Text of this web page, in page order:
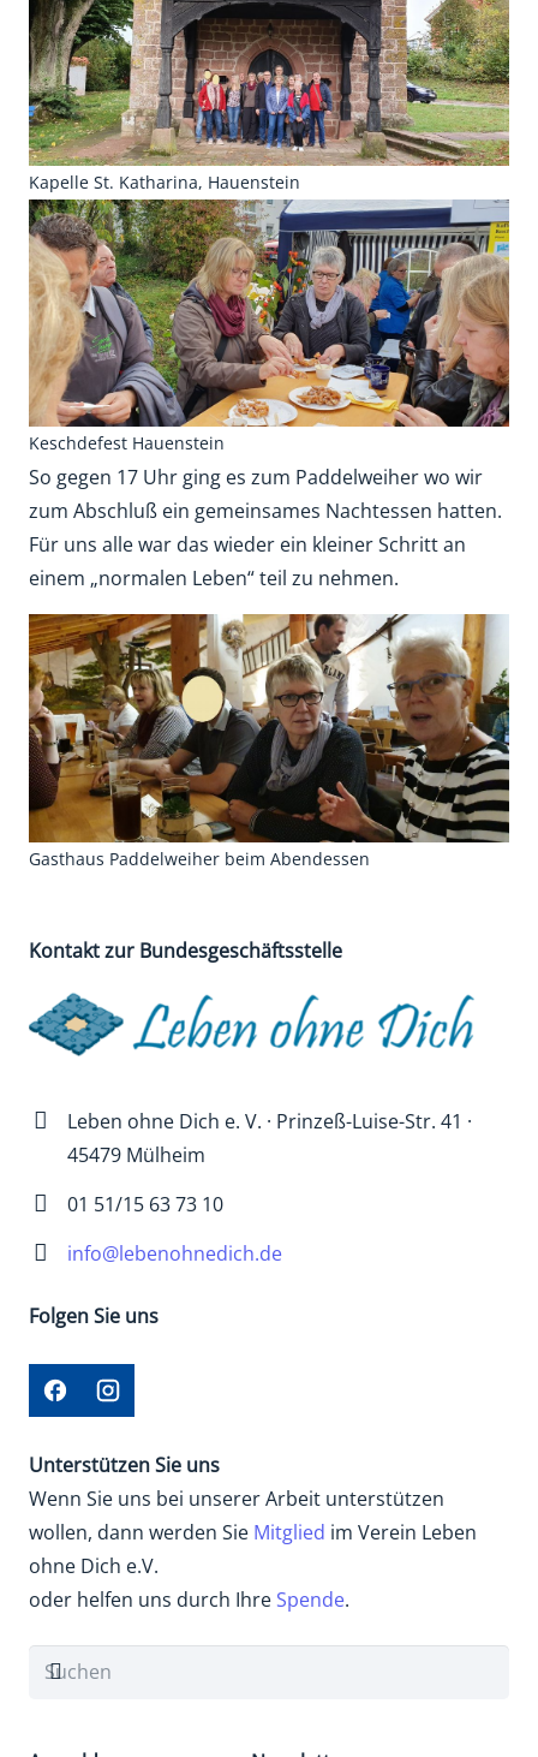
Kapelle St. Katharina, Hauenstein
Keschdefest Hauenstein
So gegen 17 Uhr ging es zum Paddelweiher wo wir
zum Abschluß ein gemeinsames Nachtessen hatten.
Für uns alle war das wieder ein kleiner Schritt an
einem „normalen Leben“ teil zu nehmen.
Gasthaus Paddelweiher beim Abendessen
Kontakt zur Bundesgeschäftsstelle
Leben ohne Dich e. V. · Prinzeß-Luise-Str. 41 ·
45479 Mülheim
01 51/15 63 73 10
info@lebenohnedich.de
Folgen Sie uns
Unterstützen Sie uns
Wenn Sie uns bei unserer Arbeit unterstützen
wollen, dann werden Sie Mitglied im Verein Leben
ohne Dich e.V.
oder helfen uns durch Ihre Spende.